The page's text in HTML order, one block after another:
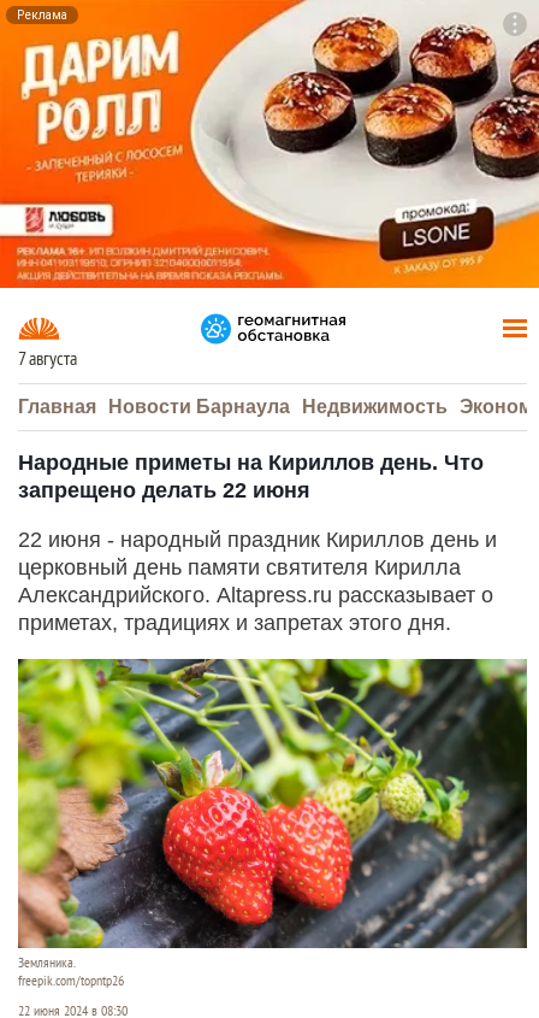
Реклама
7 августа
Главная Новости Барнаула Недвижимость
Народные приметы на Кириллов день. Что
запрещено делать 22 июня
22 июня - народный праздник Кириллов день и
церковный день памяти святителя Кирилла
Александрийского. Altapress.ru рассказывает о
приметах, традициях и запретах этого дня.
Земляника.
freepik.com/topntp26
22 июня 2024 в 08:30